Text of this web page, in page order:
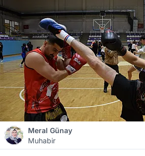
Meral Günay
Muhabir